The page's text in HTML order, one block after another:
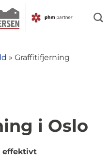
» Graffitifjerning
i Oslo
effektivt